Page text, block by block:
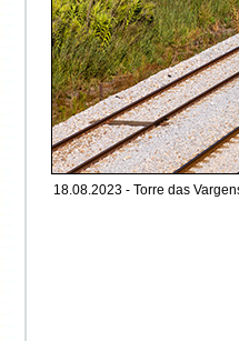
18.08.2023 - Torre das